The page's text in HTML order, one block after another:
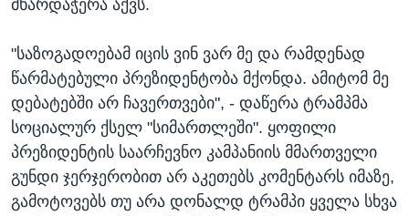
მხარდაჭერა აქვს.
"საზოგადოებამ იცის ვინ ვარ მე და რამდენად
წარმატებული პრეზიდენტობა მქონდა. ამიტომ მე
დებატებში არ ჩავერთვები", - დაწერა ტრამპმა
სოციალურ ქსელ "სიმართლეში". ყოფილი
პრეზიდენტის საარჩევნო კამპანიის მმართველი
გუნდი ჯერჯერობით არ აკეთებს კომენტარს იმაზე,
გამოტოვებს თუ არა დონალდ ტრამპი ყველა სხვა